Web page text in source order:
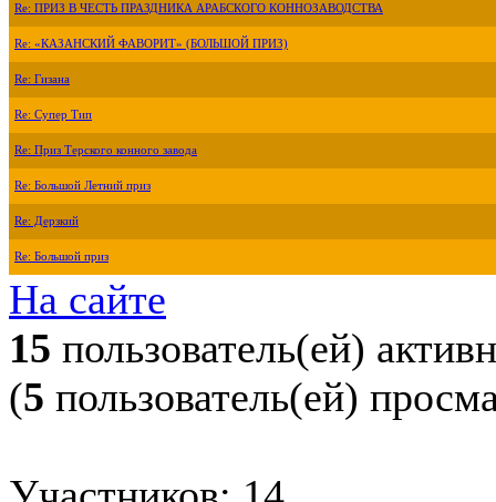
Re: ПРИЗ В ЧЕСТЬ ПРАЗДНИКА АРАБСКОГО КОННОЗАВОДСТВА
Re: «КАЗАНСКИЙ ФАВОРИТ» (БОЛЬШОЙ ПРИЗ)
Re: Гизана
Re: Супер Тип
Re: Приз Терского конного завода
Re: Большой Летний приз
Re: Дерзкий
Re: Большой приз
На сайте
15 пользователь(ей)
(5 пользователь(ей)